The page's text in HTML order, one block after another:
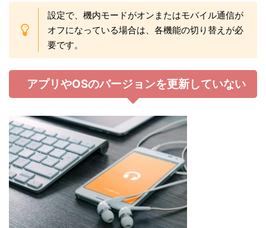
設定で、機内モードがオンまたはモバイル通信が
オフになっている場合は、各機能の切り替えが必
要です。
アプリやOSのバージョンを更新していない